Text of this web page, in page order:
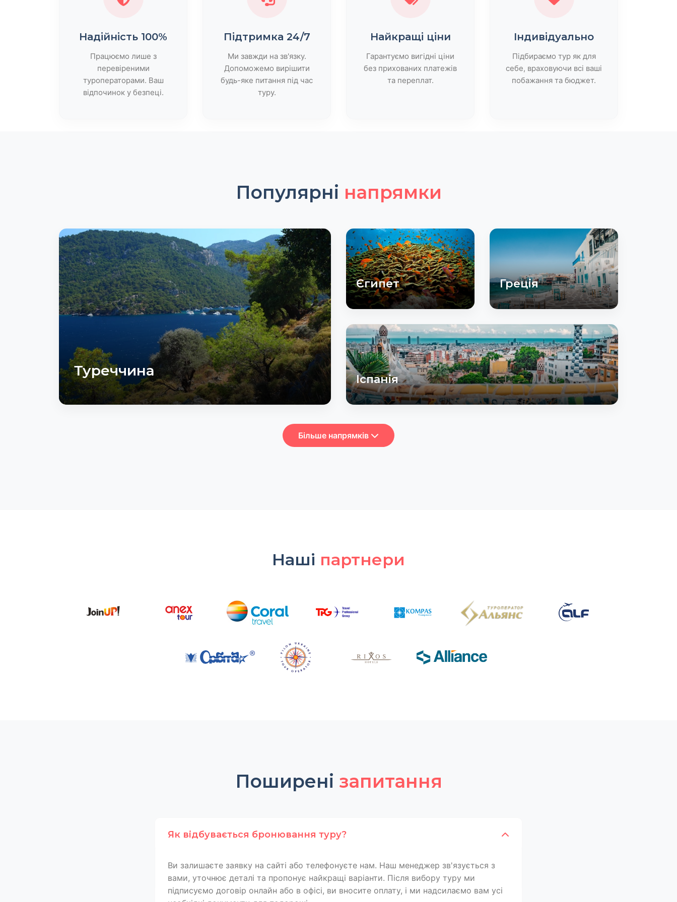
Надійність 100%
Працюємо лише з
перевіреними
туроператорами. Ваш
відпочинок у безпеці.
Підтримка 24/7
Ми завжди на зв'язку.
Допоможемо вирішити
будь-яке питання під час
туру.
Найкращі ціни
Гарантуємо вигідні ціни
без прихованих платежів
та переплат.
Індивідуально
Підбираємо тур як для
себе, враховуючи всі ваші
побажання та бюджет.
Популярні напрямки
Туреччина
Єгипет Греція
Іспанія
Більше напрямків
Наші партнери
Поширені запитання
Як відбувається бронювання туру?
Ви залишаєте заявку на сайті або телефонуєте нам. Наш менеджер зв'язується з
вами, уточнює деталі та пропонує найкращі варіанти. Після вибору туру ми
підписуємо договір онлайн або в офісі, ви вносите оплату, і ми надсилаємо вам усі